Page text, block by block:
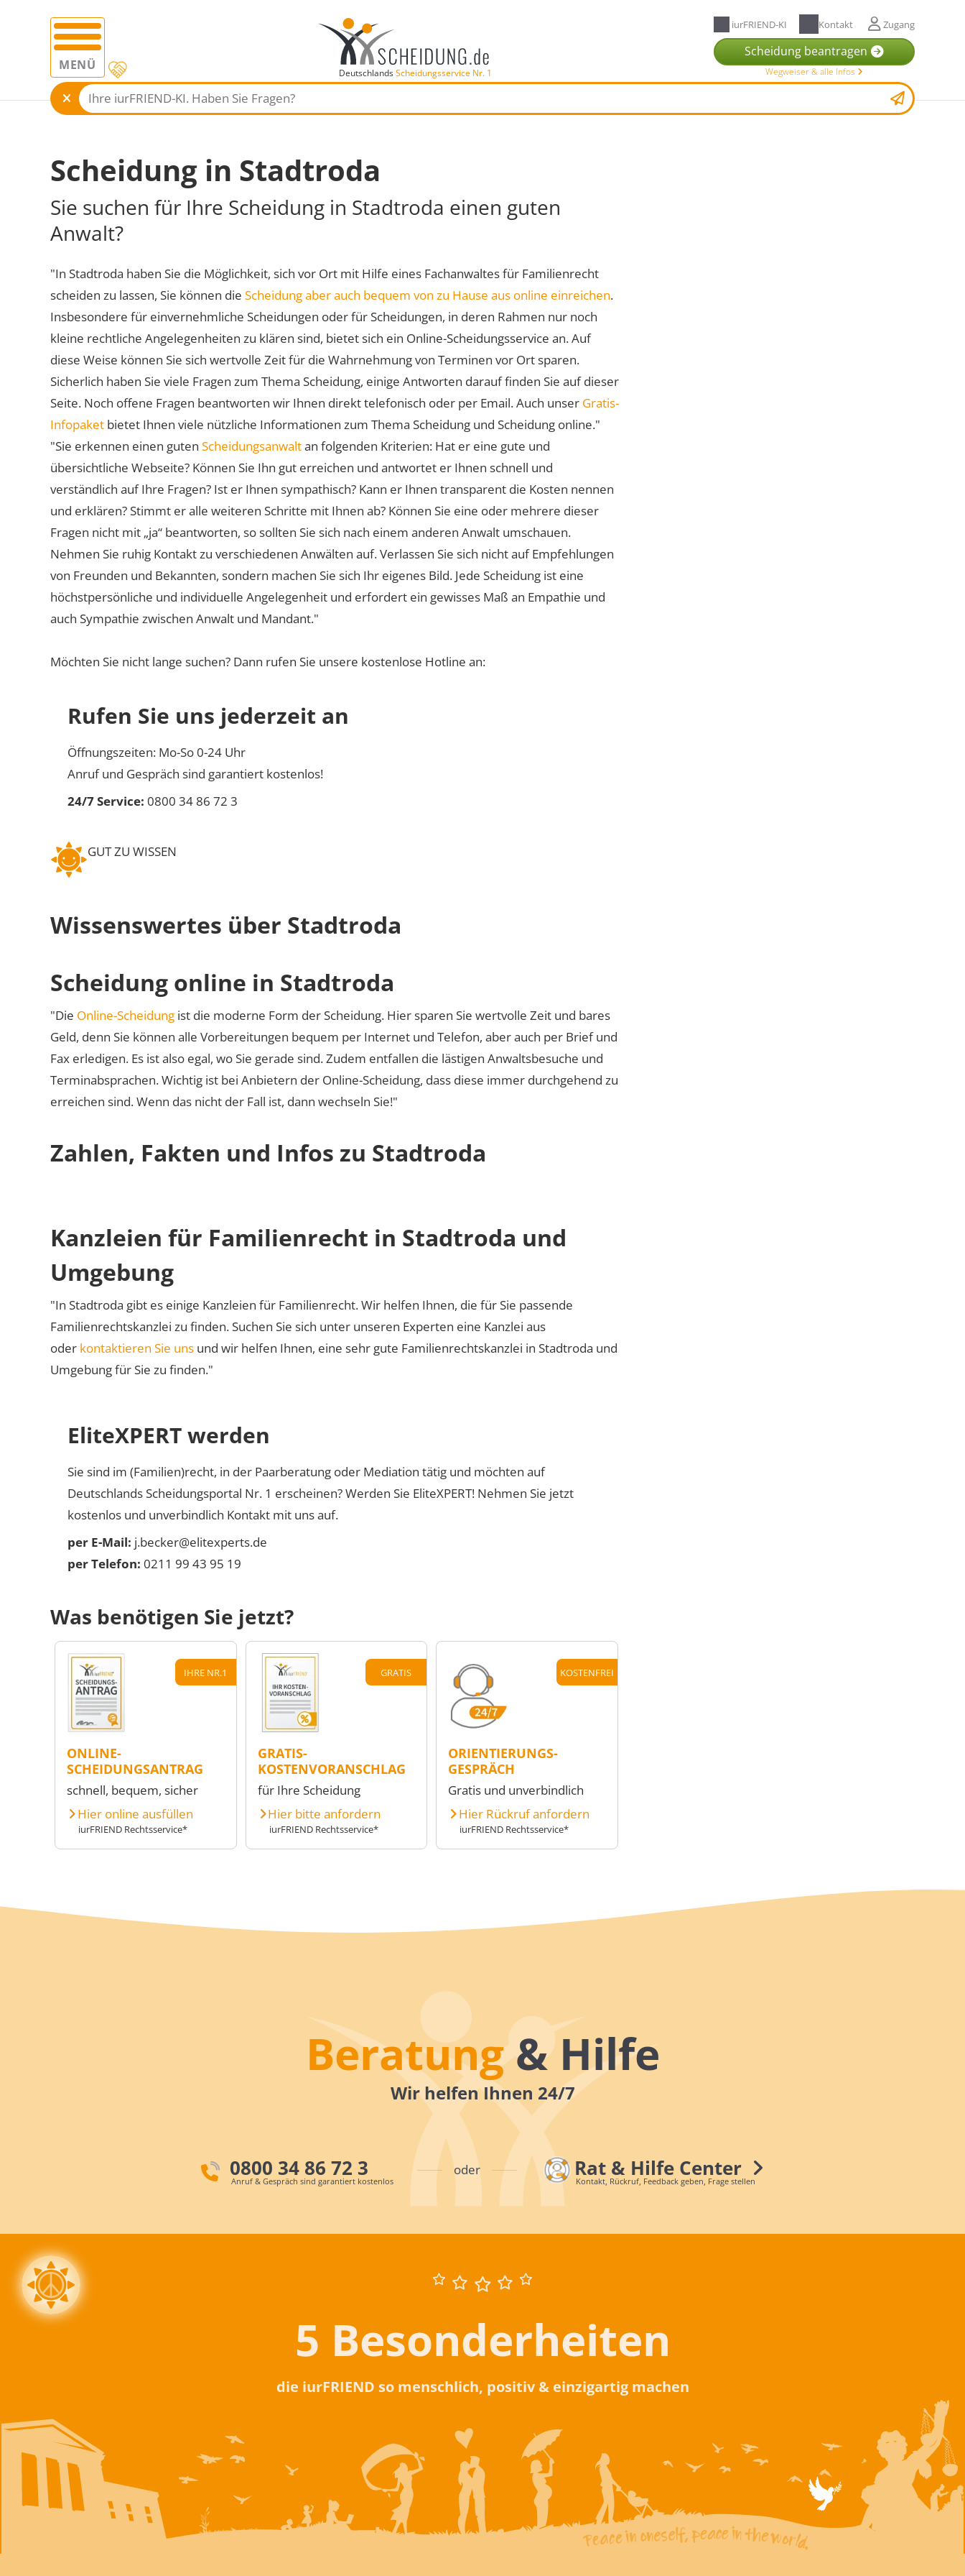
MENÜ DeutschlandsScheidungsservice Nr. 1
iurFRIEND-KI Kontakt Zugang
Scheidung beantragen
Wegweiser & alle Infos
Scheidung in Stadtroda
Sie suchen für Ihre Scheidung in Stadtroda einen guten
Anwalt?
"In Stadtroda haben Sie die Möglichkeit, sich vor Ort mit Hilfe eines Fachanwaltes für Familienrecht
scheiden zu lassen, Sie können die Scheidung aber auch bequem von zu Hause aus online einreichen.
Insbesondere für einvernehmliche Scheidungen oder für Scheidungen, in deren Rahmen nur noch
kleine rechtliche Angelegenheiten zu klären sind, bietet sich ein Online-Scheidungsservice an. Auf
diese Weise können Sie sich wertvolle Zeit für die Wahrnehmung von Terminen vor Ort sparen.
Sicherlich haben Sie viele Fragen zum Thema Scheidung, einige Antworten darauf finden Sie auf dieser
Seite. Noch offene Fragen beantworten wir Ihnen direkt telefonisch oder per Email. Auch unser Gratis-
Infopaket bietet Ihnen viele nützliche Informationen zum Thema Scheidung und Scheidung online."
"Sie erkennen einen guten Scheidungsanwaltan folgenden Kriterien: Hat er eine gute und
übersichtliche Webseite? Können Sie Ihn gut erreichen und antwortet er Ihnen schnell und
verständlich auf Ihre Fragen? Ist er Ihnen sympathisch? Kann er Ihnen transparent die Kosten nennen
und erklären? Stimmt er alle weiteren Schritte mit Ihnen ab? Können Sie eine oder mehrere dieser
Fragen nicht mit „ja“ beantworten, so sollten Sie sich nach einem anderen Anwalt umschauen.
Nehmen Sie ruhig Kontakt zu verschiedenen Anwälten auf. Verlassen Sie sich nicht auf Empfehlungen
von Freunden und Bekannten, sondern machen Sie sich Ihr eigenes Bild. Jede Scheidung ist eine
höchstpersönliche und individuelle Angelegenheit und erfordert ein gewisses Maß an Empathie und
auch Sympathie zwischen Anwalt und Mandant."
Möchten Sie nicht lange suchen? Dann rufen Sie unsere kostenlose Hotline an:
Rufen Sie uns jederzeit an
Öffnungszeiten: Mo-So 0-24 Uhr
Anruf und Gespräch sind garantiert kostenlos!
24/7 Service: 0800 34 86 72 3
GUT ZU WISSEN
Wissenswertes über Stadtroda
Scheidung online in Stadtroda
"Die Online-Scheidung ist die moderne Form der Scheidung. Hier sparen Sie wertvolle Zeit und bares
Geld, denn Sie können alle Vorbereitungen bequem per Internet und Telefon, aber auch per Brief und
Fax erledigen. Es ist also egal, wo Sie gerade sind. Zudem entfallen die lästigen Anwaltsbesuche und
Terminabsprachen. Wichtig ist bei Anbietern der Online-Scheidung, dass diese immer durchgehend zu
erreichen sind. Wenn das nicht der Fall ist, dann wechseln Sie!"
Zahlen, Fakten und Infos zu Stadtroda
Kanzleien für Familienrecht in Stadtroda und
Umgebung
"In Stadtroda gibt es einige Kanzleien für Familienrecht. Wir helfen Ihnen, die für Sie passende
Familienrechtskanzlei zu finden. Suchen Sie sich unter unseren Experten eine Kanzlei aus
oder kontaktieren Sie uns und wir helfen Ihnen, eine sehr gute Familienrechtskanzlei in Stadtroda und
Umgebung für Sie zu finden."
EliteXPERT werden
Sie sind im (Familien)recht, in der Paarberatung oder Mediation tätig und möchten auf
Deutschlands Scheidungsportal Nr. 1 erscheinen? Werden Sie EliteXPERT! Nehmen Sie jetzt
kostenlos und unverbindlich Kontakt mit uns auf.
per E-Mail: j.becker@elitexperts.de
per Telefon: 0211 99 43 95 19
Was benötigen Sie jetzt?
IHRE NR.1
ONLINE-
SCHEIDUNGSANTRAG
schnell, bequem, sicher
Hier online ausfüllen
iurFRIEND Rechtsservice*
GRATIS
GRATIS-
KOSTENVORANSCHLAG
für Ihre Scheidung
Hier bitte anfordern
iurFRIEND Rechtsservice*
KOSTENFREI
ORIENTIERUNGS-
GESPRÄCH
Gratis und unverbindlich
Hier Rückruf anfordern
iurFRIEND Rechtsservice*
Beratung& Hilfe
Wir helfen Ihnen 24/7
0800 34 86 72 3
Anruf & Gespräch sind garantiert kostenlos
oder Rat & Hilfe Center
Kontakt, Rückruf, Feedback geben, Frage stellen
5 Besonderheiten
die iurFRIEND so menschlich, positiv & einzigartig machen